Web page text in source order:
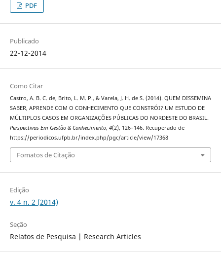
PDF
Publicado
22-12-2014
Como Citar
Castro, A. B. C. de, Brito, L. M. P., & Varela, J. H. de S. (2014). QUEM DISSEMINA
SABER, APRENDE COM O CONHECIMENTO QUE CONSTRÓI? UM ESTUDO DE
MÚLTIPLOS CASOS EM ORGANIZAÇÕES PÚBLICAS DO NORDESTE DO BRASIL.
Perspectivas Em Gestão & Conhecimento, 4(2), 126–146. Recuperado de
https://periodicos.ufpb.br/index.php/pgc/article/view/17368
Fomatos de Citação
Edição
v. 4 n. 2 (2014)
Seção
Relatos de Pesquisa | Research Articles